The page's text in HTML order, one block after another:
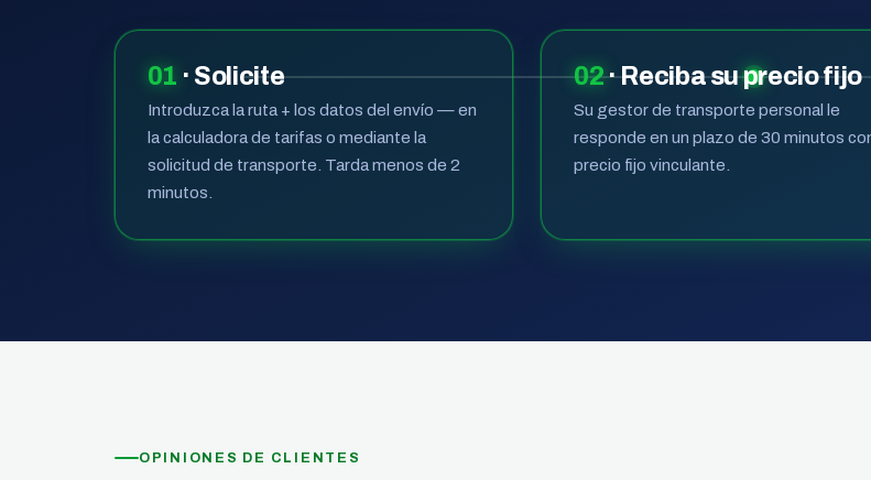
01 · Solicite
Introduzca la ruta + los datos del envío — en
la calculadora de tarifas o mediante la
solicitud de transporte. Tarda menos de 2
minutos.
02· Reciba su precio fijo
Su gestor de transporte personal le
responde en un plazo de 30 minutos
precio fijo vinculante.
OPINIONES DE CLIENTES